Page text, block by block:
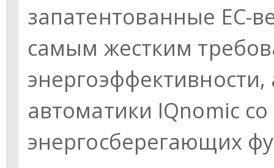
запатентованные ЕС-
самым жестким
автоматики IQnomic
энергосберегающих